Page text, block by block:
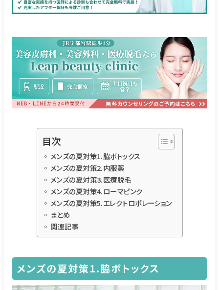
目次
メンズの夏対策1.脇ボトックス
メンズの夏対策2.内服薬
メンズの夏対策3.医療脱毛
メンズの夏対策4.ローマピンク
メンズの夏対策5.エレクトロポレーション
まとめ
関連記事
メンズの夏対策1.脇ボトックス